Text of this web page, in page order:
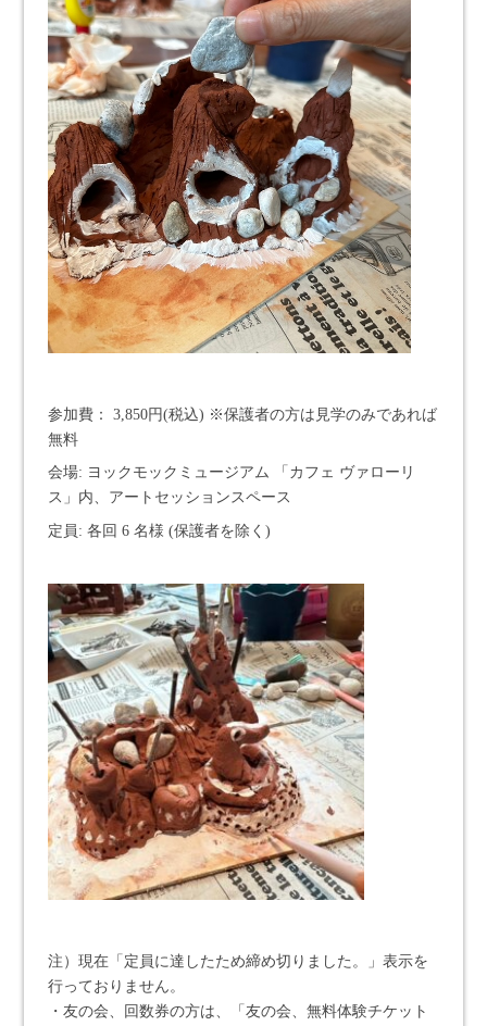
参加費： 3,850円(税込) ※保護者の方は見学のみであれば
無料
会場: ヨックモックミュージアム 「カフェ ヴァローリ
ス」内、アートセッションスペース
定員: 各回 6 名様 (保護者を除く)
注）現在「定員に達したため締め切りました。」表示を
行っておりません。
・友の会、回数券の方は、「友の会、無料体験チケット